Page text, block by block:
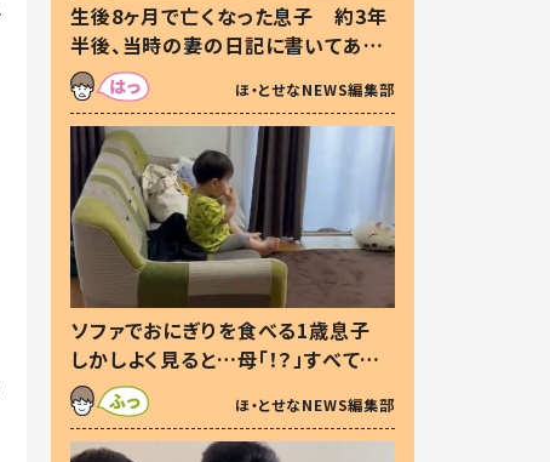
生後8ヶ月で亡くなった息子 約3年
半後、当時の妻の日記に書いてあっ
た本音とは
ほ・とせなNEWS編集部
ソファでおにぎりを食べる1歳息子
しかしよく見ると…母「！？」すべてを
察した母の投稿に「可愛いから許
す！」「現行犯〜」
ほ・とせなNEWS編集部